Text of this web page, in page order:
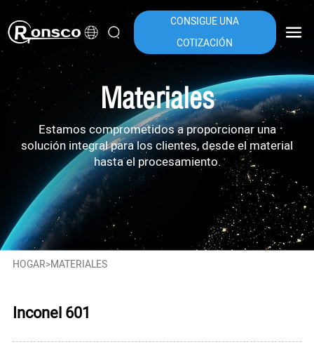
CONSIGUE UNA
COTIZACIÓN
Materiales
Estamos comprometidos a proporcionar una
solución integral para los clientes, desde el material
hasta el procesamiento.
HOGAR>MATERIALES
Inconel 601